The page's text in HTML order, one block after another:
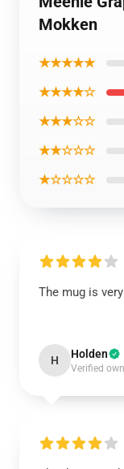
Mokken
★★★★★
★★★★☆
★★★☆☆
★★☆☆☆
★☆☆☆☆
The mug is
H Holden
Verified